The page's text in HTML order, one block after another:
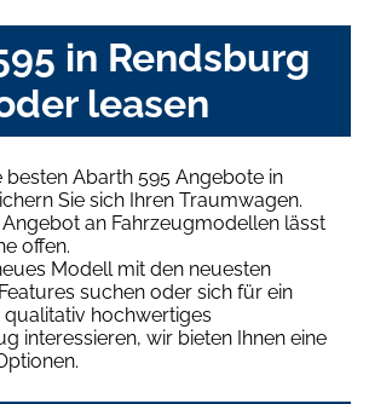
in Rendsburg
leasen
besten Abarth 595 Angebote in
Sie sich Ihren Traumwagen.
an Fahrzeugmodellen lässt
offen.
Modell mit den neuesten
suchen oder sich für ein
hochwertiges
interessieren, wir bieten Ihnen eine